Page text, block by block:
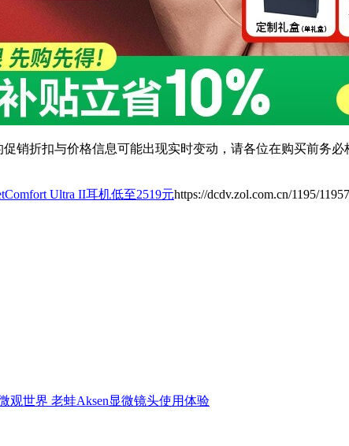
销折扣与价格信息可能出现实时变动，请各位在购买前务
Ultra II耳机低至2519元https://dcdv.zol.com.cn/1195/
观世界 老蛙Aksen显微镜头使用体验